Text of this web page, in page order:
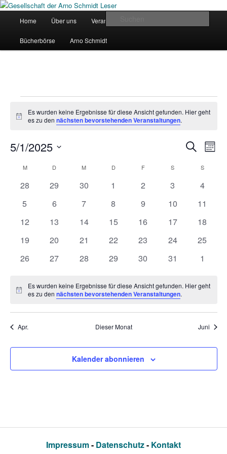
Zum
springen
Zum
springenGesellschaft der Arno Schmidt
Home Über uns Veranstaltungen
Bücherbörse Arno Schmidt
Hinweis
Es wurden keine Ergebnisse für diese Ansicht gefunden. Hier geht
es zu dennächsten bevorstehenden Veranstaltungen.
Suche
Navigation
SucheMonat
5/1/2025
wählen.
Kalender
Veranstaltungen
MMONTAG D DIENSTAGM MITTWOCH
DDONNERSTAG
FFREITAG S SAMSTAGS
0
28
0
29
0
30
0
1
0
2
0
3
0
4
0
5
0
6
0
7
0
8
0
9
0
10
0
11
0
12
0
13
0
14
0
15
0
16
0
17
0
18
0
19
0
20
0
21
0
22
0
23
0
24
0
25
0
26
0
27
0
28
0
29
0
30
0
31
0
1
Hinweis
Es wurden keine Ergebnisse für diese Ansicht gefunden. Hier geht
es zu dennächsten bevorstehenden Veranstaltungen.
Apr. Dieser Monat Juni
Kalender abonnieren
Impressum- Datenschutz- Kontakt